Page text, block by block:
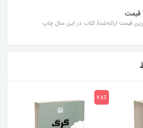
قیمت
قیمت ارائه‌شدۀ کتاب در این سال چاپ
78٪